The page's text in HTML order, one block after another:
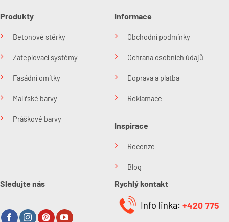
Produkty
Betonové stěrky
Zateplovací systémy
Fasádní omítky
Malířské barvy
Práškové barvy
Informace
Obchodní podmínky
Ochrana osobních údajů
Doprava a platba
Reklamace
Inspirace
Recenze
Blog
Sledujte nás Rychlý kontakt
Info linka: +420 775